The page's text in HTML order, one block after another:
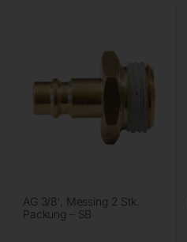
AG 3/8′, Messing 2 Stk.
Packung – SB